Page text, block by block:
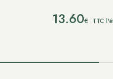
13.60€ TTC